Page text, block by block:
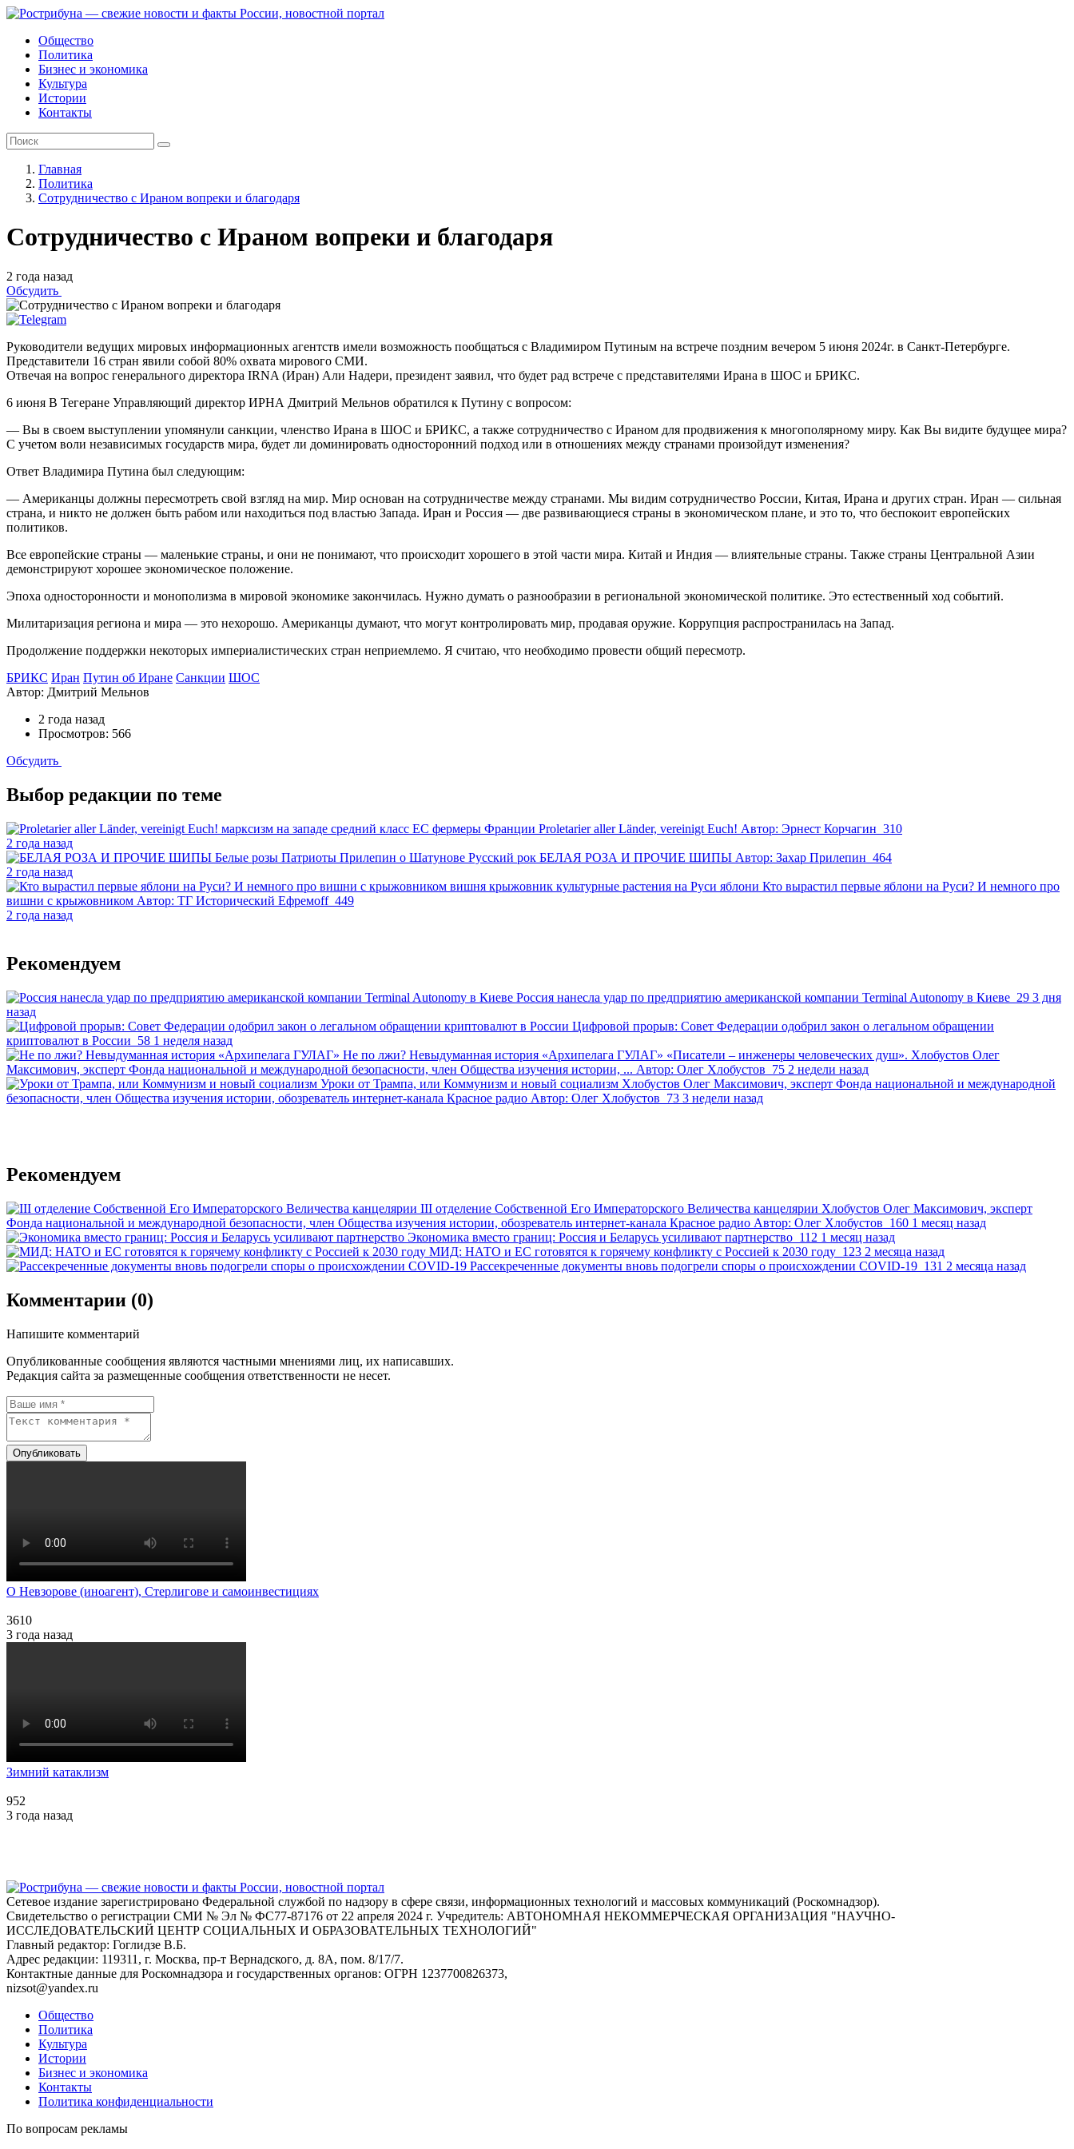
Общество
Политика
Бизнес и экономика
Культура
Истории
Контакты
Главная
Политика
Сотрудничество с Ираном вопреки и благодаря
Сотрудничество с Ираном вопреки и благодаря
2 года назад
Обсудить
Руководители ведущих мировых информационных агентств имели возможность пообщаться с Владимиром Путиным на встрече поздним вечером 5 июня 2024г. в Санкт-Петербурге.
Представители 16 стран явили собой 80% охвата мирового СМИ.
Отвечая на вопрос генерального директора IRNA (Иран) Али Надери, президент заявил, что будет рад встрече с представителями Ирана в ШОС и БРИКС.
6 июня В Тегеране Управляющий директор ИРНА Дмитрий Мельнов обратился к Путину с вопросом:
— Вы в своем выступлении упомянули санкции, членство Ирана в ШОС и БРИКС, а также сотрудничество с Ираном для продвижения к многополярному миру. Как Вы видите будущее мира?
С учетом воли независимых государств мира, будет ли доминировать односторонний подход или в отношениях между странами произойдут изменения?
Ответ Владимира Путина был следующим:
— Американцы должны пересмотреть свой взгляд на мир. Мир основан на сотрудничестве между странами. Мы видим сотрудничество России, Китая, Ирана и других стран. Иран — сильная
страна, и никто не должен быть рабом или находиться под властью Запада. Иран и Россия — две развивающиеся страны в экономическом плане, и это то, что беспокоит европейских
политиков.
Все европейские страны — маленькие страны, и они не понимают, что происходит хорошего в этой части мира. Китай и Индия — влиятельные страны. Также страны Центральной Азии
демонстрируют хорошее экономическое положение.
Эпоха односторонности и монополизма в мировой экономике закончилась. Нужно думать о разнообразии в региональной экономической политике. Это естественный ход событий.
Милитаризация региона и мира — это нехорошо. Американцы думают, что могут контролировать мир, продавая оружие. Коррупция распространилась на Запад.
Продолжение поддержки некоторых империалистических стран неприемлемо. Я считаю, что необходимо провести общий пересмотр.
БРИКС Иран Путин об Иране Санкции ШОС
Автор: Дмитрий Мельнов
2 года назад
Просмотров: 566
Обсудить
Выбор редакции по теме
марксизм на западе средний класс ЕС фермеры Франции Proletarier aller Länder, vereinigt Euch! Автор: Эрнест Корчагин 310
2 года назад
Белые розы Патриоты Прилепин о Шатунове Русский рок БЕЛАЯ РОЗА И ПРОЧИЕ ШИПЫ Автор: Захар Прилепин 464
2 года назад
вишня крыжовник культурные растения на Руси яблони Кто вырастил первые яблони на Руси? И немного про
вишни с крыжовником Автор: ТГ Исторический Ефремоff 449
2 года назад
Рекомендуем
Россия нанесла удар по предприятию американской компании Terminal Autonomy в Киеве 29 3 дня
назад
Цифровой прорыв: Совет Федерации одобрил закон о легальном обращении
криптовалют в России 58 1 неделя назад
Не по лжи? Невыдуманная история «Архипелага ГУЛАГ» «Писатели – инженеры человеческих душ». Хлобустов Олег
Максимович, эксперт Фонда национальной и международной безопасности, член Общества изучения истории, ... Автор: Олег Хлобустов 75 2 недели назад
Уроки от Трампа, или Коммунизм и новый социализм Хлобустов Олег Максимович, эксперт Фонда национальной и международной
безопасности, член Общества изучения истории, обозреватель интернет-канала Красное радио Автор: Олег Хлобустов 73 3 недели назад
Рекомендуем
III отделение Собственной Его Императорского Величества канцелярии Хлобустов Олег Максимович, эксперт
Фонда национальной и международной безопасности, член Общества изучения истории, обозреватель интернет-канала Красное радио Автор: Олег Хлобустов 160 1 месяц назад
Экономика вместо границ: Россия и Беларусь усиливают партнерство 112 1 месяц назад
МИД: НАТО и ЕС готовятся к горячему конфликту с Россией к 2030 году 123 2 месяца назад
Рассекреченные документы вновь подогрели споры о происхождении COVID-19 131 2 месяца назад
Комментарии (0)
Напишите комментарий
Опубликованные сообщения являются частными мнениями лиц, их написавших.
Редакция сайта за размещенные сообщения ответственности не несет.
Опубликовать
О Невзорове (иноагент), Стерлигове и самоинвестициях
3610
3 года назад
Зимний катаклизм
952
3 года назад
Сетевое издание зарегистрировано Федеральной службой по надзору в сфере связи, информационных технологий и массовых коммуникаций (Роскомнадзор).
Свидетельство о регистрации СМИ № Эл № ФС77-87176 от 22 апреля 2024 г. Учредитель: АВТОНОМНАЯ НЕКОММЕРЧЕСКАЯ ОРГАНИЗАЦИЯ "НАУЧНО-
ИССЛЕДОВАТЕЛЬСКИЙ ЦЕНТР СОЦИАЛЬНЫХ И ОБРАЗОВАТЕЛЬНЫХ ТЕХНОЛОГИЙ"
Главный редактор: Гоглидзе В.Б.
Адрес редакции: 119311, г. Москва, пр-т Вернадского, д. 8А, пом. 8/17/7.
Контактные данные для Роскомнадзора и государственных органов: ОГРН 1237700826373,
nizsot@yandex.ru
Общество
Политика
Культура
Истории
Бизнес и экономика
Контакты
Политика конфиденциальности
По вопросам рекламы